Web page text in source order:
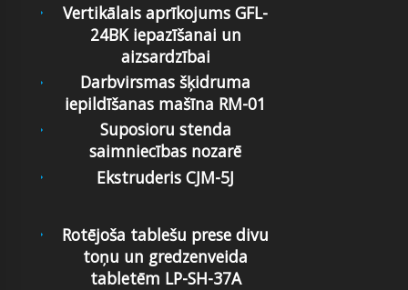
Vertikālais aprīkojums GFL-
24BK iepazīšanai un
aizsardzībai
Darbvirsmas šķidruma
iepildīšanas mašīna RM-01
Suposioru stenda
saimniecības nozarē
Ekstruderis CJM-5J
Rotējoša tablešu prese divu
toņu un gredzenveida
tabletēm LP-SH-37A